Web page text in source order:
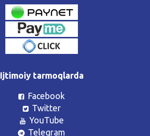
Ijtimoiy tarmoqlarda
Facebook
Twitter
YouTube
Telegram